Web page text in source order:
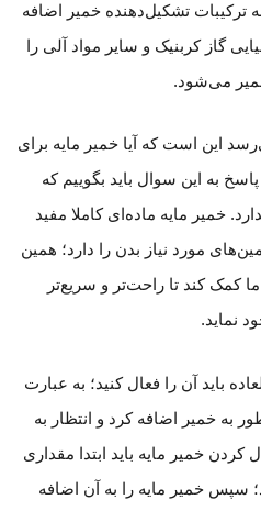
ترکیبات تشکیل‌دهنده خمیر اضافه
گاز کربنیک و سایر مواد آلی را
می‌شود.
این است که آیا خمیر مایه برای
به این سوال باید بگوییم که
خمیر‌ مایه ماده‌ای کاملا مفید
مورد نیاز بدن را دارد؛ همین
کمک کند تا راحت‌تر و سریع‌تر
نماید.
باید آن را فعال کنید؛ به عبارت
به خمیر اضافه کرد و انتظار به
خمیر مایه باید ابتدا مقداری
حل نمایید؛ سپس خمیر مایه را به آن اضافه